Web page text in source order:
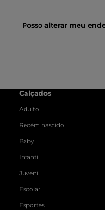
Posso alterar meu
Calçados
Adulto
Recém nascido
Baby
Infantil
Juvenil
Escolar
Esportes